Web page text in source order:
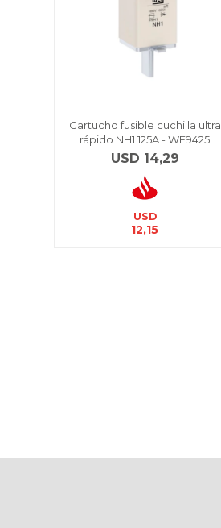
Cartucho fusible cuchilla ultra
rápido NH1 125A - WE9425
USD 14,29
USD
12,15